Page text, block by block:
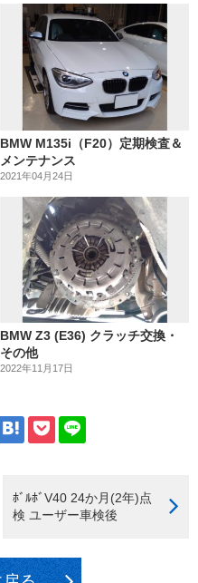
BMW M135i（F20）定期検査＆
メンテナンス
2021年04月24日
BMW Z3 (E36) クラッチ交換・
その他
2022年11月17日
ﾎﾞﾙﾎﾞV40 24か月(2年)点
検 ユーザー車検後